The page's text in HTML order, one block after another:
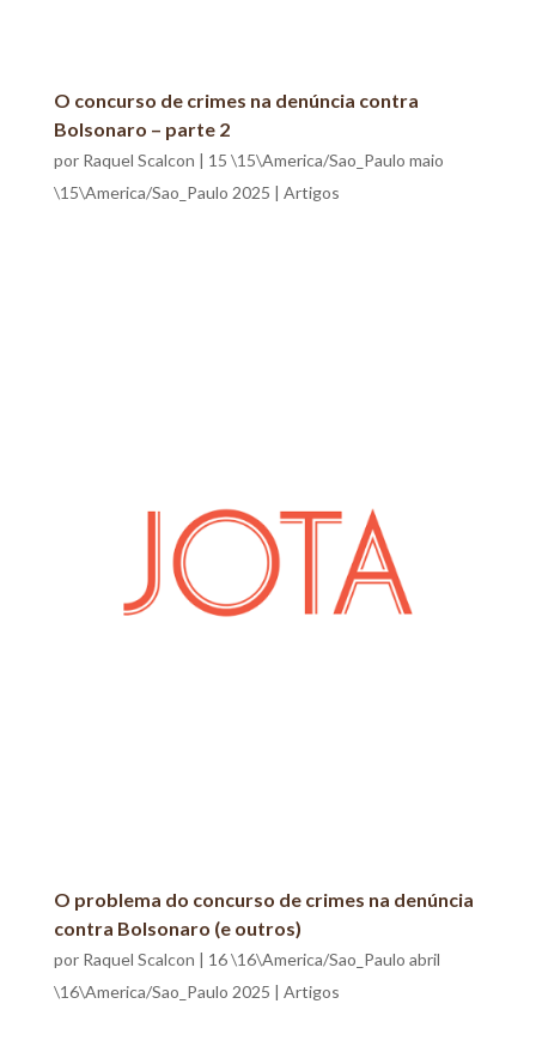
O concurso de crimes na denúncia contra
Bolsonaro – parte 2
por Raquel Scalcon | 15 \15\America/Sao_Paulo maio
\15\America/Sao_Paulo 2025 | Artigos
O problema do concurso de crimes na denúncia
contra Bolsonaro (e outros)
por Raquel Scalcon | 16 \16\America/Sao_Paulo abril
\16\America/Sao_Paulo 2025 | Artigos